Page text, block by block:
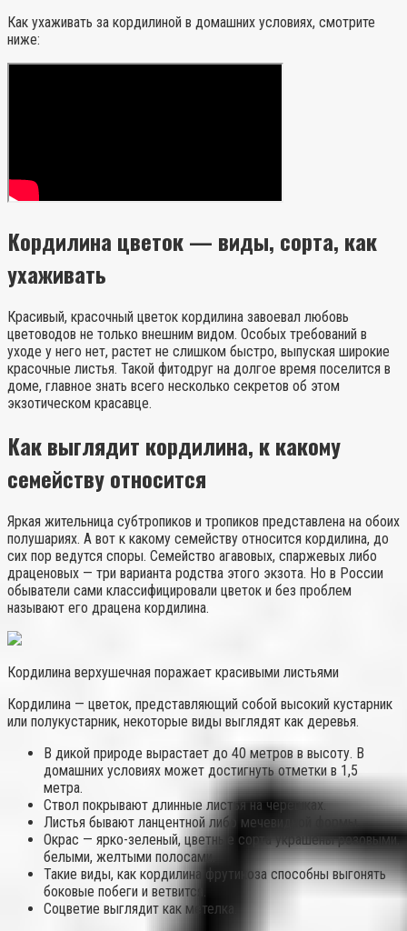
Как ухаживать за кордилиной в домашних условиях, смотрите
ниже:
Кордилина цветок — виды, сорта, как
ухаживать
Красивый, красочный цветок кордилина завоевал любовь
цветоводов не только внешним видом. Особых требований в
уходе у него нет, растет не слишком быстро, выпуская широкие
красочные листья. Такой фитодруг на долгое время поселится в
доме, главное знать всего несколько секретов об этом
экзотическом красавце.
Как выглядит кордилина, к какому
семейству относится
Яркая жительница субтропиков и тропиков представлена на обоих
полушариях. А вот к какому семейству относится кордилина, до
сих пор ведутся споры. Семейство агавовых, спаржевых либо
драценовых — три варианта родства этого экзота. Но в России
обыватели сами классифицировали цветок и без проблем
называют его драцена кордилина.
Кордилина верхушечная поражает красивыми листьями
Кордилина — цветок, представляющий собой высокий кустарник
или полукустарник, некоторые виды выглядят как деревья.
В дикой природе вырастает до 40 метров в высоту. В
домашних условиях может достигнуть отметки в 1,5
метра.
Ствол покрывают длинные листья на черешках.
Листья бывают ланцентной либо мечевидной формы.
Окрас — ярко-зеленый, цветные сорта украшены розовыми,
белыми, желтыми полосами.
Такие виды, как кордилина фрутикоза способны выгонять
боковые побеги и ветвится.
Соцветие выглядит как метелка.